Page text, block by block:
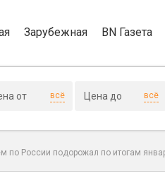
Зарубежная BN Газета
всё всё
по России подорожал по итогам